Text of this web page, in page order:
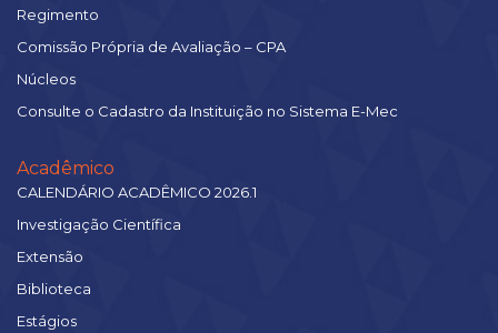
Regimento
Comissão Própria de Avaliação – CPA
Núcleos
Consulte o Cadastro da Instituição no Sistema E-Mec
Acadêmico
CALENDÁRIO ACADÊMICO 2026.1
Investigação Científica
Extensão
Biblioteca
Estágios